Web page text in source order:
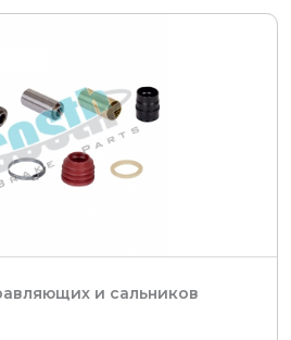
и сальников